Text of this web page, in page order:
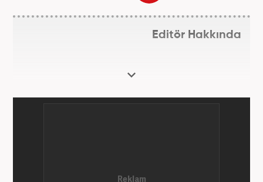
Editör Hakkında